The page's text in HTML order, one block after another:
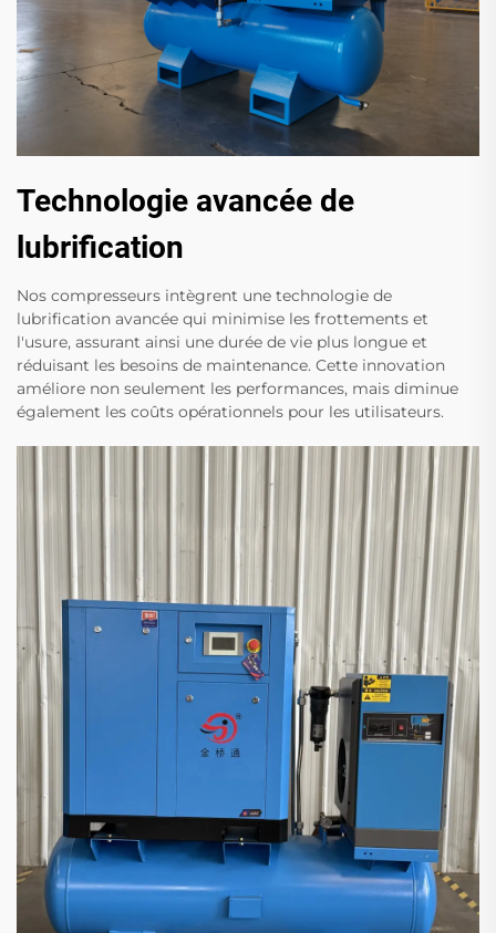
Technologie avancée de
lubrification
Nos compresseurs intègrent une technologie de
lubrification avancée qui minimise les frottements et
l'usure, assurant ainsi une durée de vie plus longue et
réduisant les besoins de maintenance. Cette innovation
améliore non seulement les performances, mais diminue
également les coûts opérationnels pour les utilisateurs.